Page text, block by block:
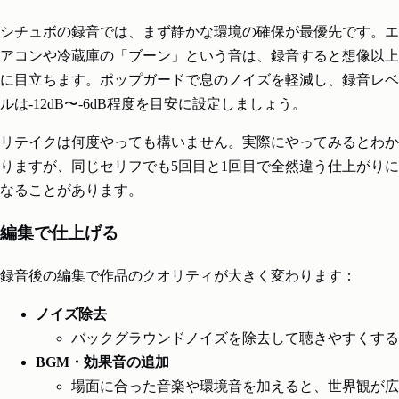
シチュボの録音では、まず静かな環境の確保が最優先です。エ
アコンや冷蔵庫の「ブーン」という音は、録音すると想像以上
に目立ちます。ポップガードで息のノイズを軽減し、録音レベ
ルは-12dB〜-6dB程度を目安に設定しましょう。
リテイクは何度やっても構いません。実際にやってみるとわか
りますが、同じセリフでも5回目と1回目で全然違う仕上がりに
なることがあります。
編集で仕上げる
録音後の編集で作品のクオリティが大きく変わります：
ノイズ除去
バックグラウンドノイズを除去して聴きやすくする
BGM・効果音の追加
場面に合った音楽や環境音を加えると、世界観が広